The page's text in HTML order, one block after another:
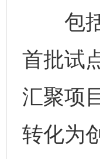
包括
首批试
汇聚项
转化为